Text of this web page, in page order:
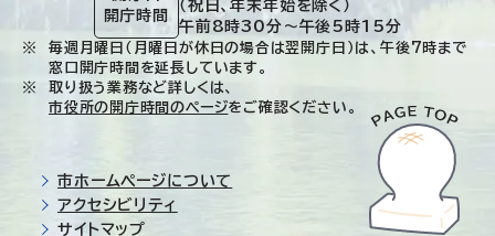
開庁時間
（祝日、年末年始を除く）
午前8時30分～午後5時15分
毎週月曜日（月曜日が休日の場合は翌開庁日）は、午後7時まで
窓口開庁時間を延長しています。
取り扱う業務など詳しくは、
市役所の開庁時間のページをご確認ください。
市ホームページについて
アクセシビリティ
サイトマップ